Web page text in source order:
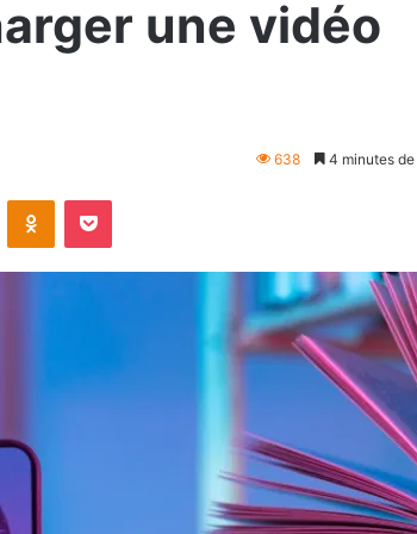
une vidéo
638 4 minutes
Odnoklassniki
Pocket